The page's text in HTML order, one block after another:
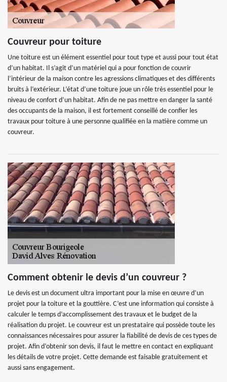
Couvreur pour toiture
Une toiture est un élément essentiel pour tout type et aussi pour tout état
d’un habitat. Il s’agit d’un matériel qui a pour fonction de couvrir
l’intérieur de la maison contre les agressions climatiques et des différents
bruits à l’extérieur. L’état d’une toiture joue un rôle très essentiel pour le
niveau de confort d’un habitat. Afin de ne pas mettre en danger la santé
des occupants de la maison, il est fortement conseillé de confier les
travaux pour toiture à une personne qualifiée en la matière comme un
couvreur.
Comment obtenir le devis d’un couvreur ?
Le devis est un document ultra important pour la mise en œuvre d’un
projet pour la toiture et la gouttière. C’est une information qui consiste à
calculer le temps d’accomplissement des travaux et le budget de la
réalisation du projet. Le couvreur est un prestataire qui possède toute les
connaissances nécessaires pour assurer la fiabilité de devis de ces types de
projet. Afin d’obtenir son devis, il faut le mettre en contact en expliquant
les détails de votre projet. Cette demande est faisable gratuitement et
aussi sans engagement.